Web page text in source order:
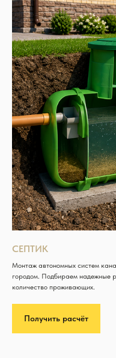
СЕПТИК
Монтаж автономных систем
городом. Подбираем надежные
количество проживающих.
Получить расчёт